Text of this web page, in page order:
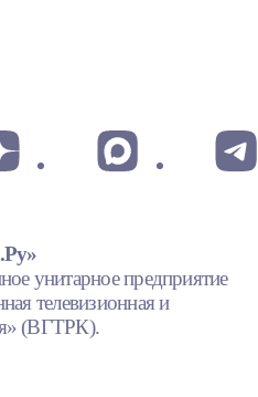
унитарное предприятие
телевизионная и
(ВГТРК).